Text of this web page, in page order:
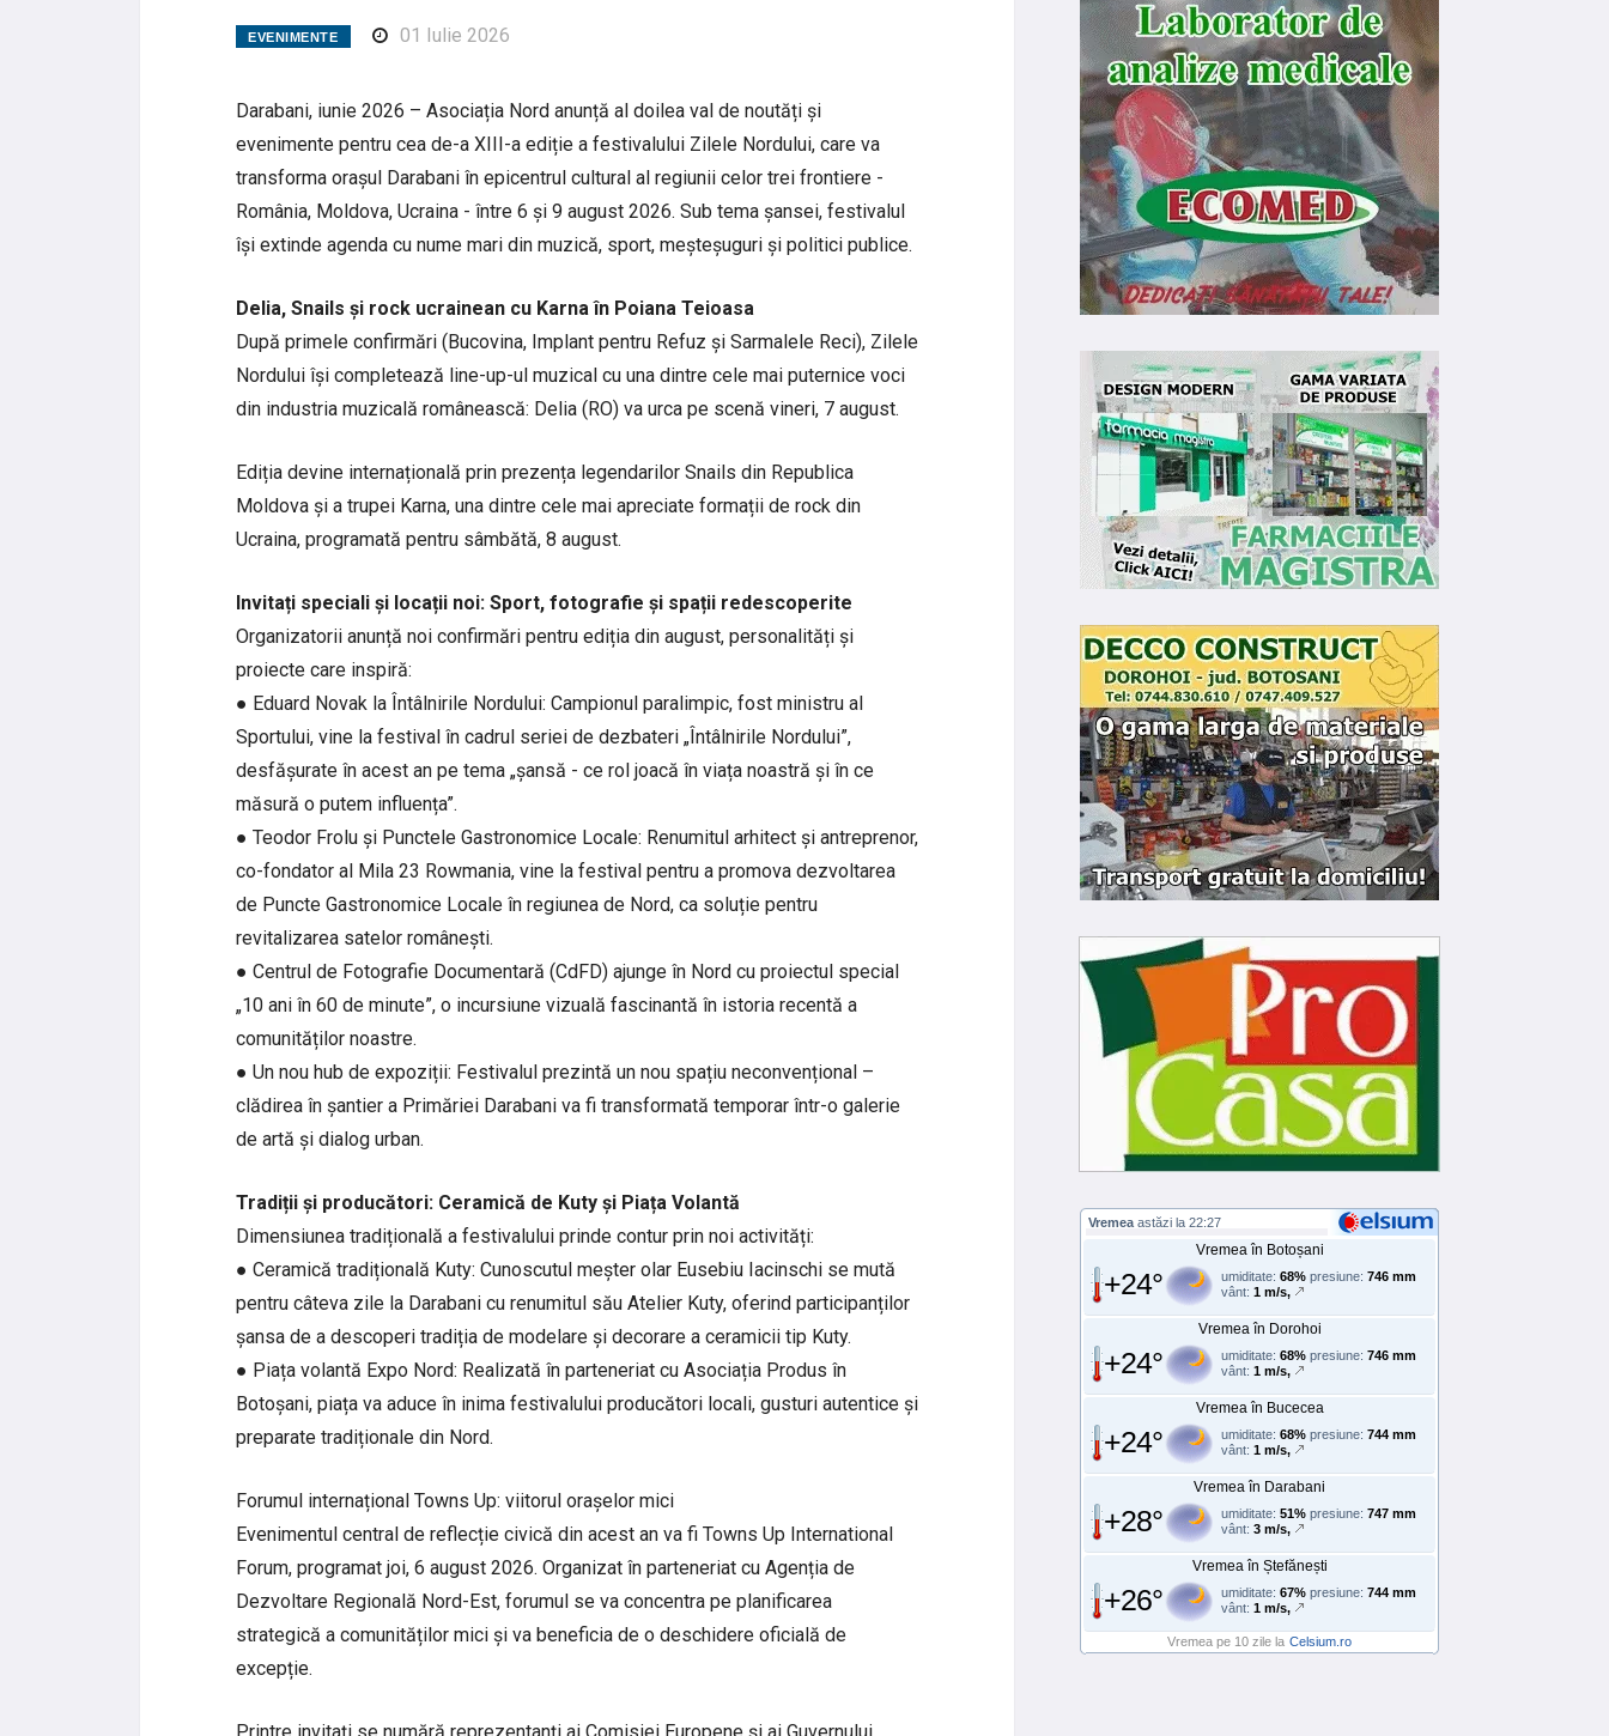
EVENIMENTE 01 Iulie 2026
Darabani, iunie 2026 – Asociația Nord anunță al doilea val de noutăți și
evenimente pentru cea de-a XIII-a ediție a festivalului Zilele Nordului, care va
transforma orașul Darabani în epicentrul cultural al regiunii celor trei frontiere -
România, Moldova, Ucraina - între 6 și 9 august 2026. Sub tema șansei, festivalul
își extinde agenda cu nume mari din muzică, sport, meșteșuguri și politici publice.
Delia, Snails și rock ucrainean cu Karna în Poiana Teioasa
După primele confirmări (Bucovina, Implant pentru Refuz și Sarmalele Reci), Zilele
Nordului își completează line-up-ul muzical cu una dintre cele mai puternice voci
din industria muzicală românească: Delia (RO) va urca pe scenă vineri, 7 august.
Ediția devine internațională prin prezența legendarilor Snails din Republica
Moldova și a trupei Karna, una dintre cele mai apreciate formații de rock din
Ucraina, programată pentru sâmbătă, 8 august.
Invitați speciali și locații noi: Sport, fotografie și spații redescoperite
Organizatorii anunță noi confirmări pentru ediția din august, personalități și
proiecte care inspiră:
● Eduard Novak la Întâlnirile Nordului: Campionul paralimpic, fost ministru al
Sportului, vine la festival în cadrul seriei de dezbateri „Întâlnirile Nordului”,
desfășurate în acest an pe tema „șansă - ce rol joacă în viața noastră și în ce
măsură o putem influența”.
● Teodor Frolu și Punctele Gastronomice Locale: Renumitul arhitect și antreprenor,
co-fondator al Mila 23 Rowmania, vine la festival pentru a promova dezvoltarea
de Puncte Gastronomice Locale în regiunea de Nord, ca soluție pentru
revitalizarea satelor românești.
● Centrul de Fotografie Documentară (CdFD) ajunge în Nord cu proiectul special
„10 ani în 60 de minute”, o incursiune vizuală fascinantă în istoria recentă a
comunităților noastre.
● Un nou hub de expoziții: Festivalul prezintă un nou spațiu neconvențional –
clădirea în șantier a Primăriei Darabani va fi transformată temporar într-o galerie
de artă și dialog urban.
Tradiții și producători: Ceramică de Kuty și Piața Volantă
Dimensiunea tradițională a festivalului prinde contur prin noi activități:
● Ceramică tradițională Kuty: Cunoscutul meșter olar Eusebiu Iacinschi se mută
pentru câteva zile la Darabani cu renumitul său Atelier Kuty, oferind participanților
șansa de a descoperi tradiția de modelare și decorare a ceramicii tip Kuty.
● Piața volantă Expo Nord: Realizată în parteneriat cu Asociația Produs în
Botoșani, piața va aduce în inima festivalului producători locali, gusturi autentice și
preparate tradiționale din Nord.
Forumul internațional Towns Up: viitorul orașelor mici
Evenimentul central de reflecție civică din acest an va fi Towns Up International
Forum, programat joi, 6 august 2026. Organizat în parteneriat cu Agenția de
Dezvoltare Regională Nord-Est, forumul se va concentra pe planificarea
strategică a comunităților mici și va beneficia de o deschidere oficială de
excepție.
Vremea astăzi la 22:27
Vremea în Botoșani
+24° umiditate: 68% presiune: 746 mm
vânt: 1 m/s,
Vremea în Dorohoi
+24° umiditate: 68% presiune: 746 mm
vânt: 1 m/s,
Vremea în Bucecea
+24° umiditate: 68% presiune: 744 mm
vânt: 1 m/s,
Vremea în Darabani
+28° umiditate: 51% presiune: 747 mm
vânt: 3 m/s,
Vremea în Ștefănești
+26° umiditate: 67% presiune: 744 mm
vânt: 1 m/s,
Vremea pe 10 zile la Celsium.ro